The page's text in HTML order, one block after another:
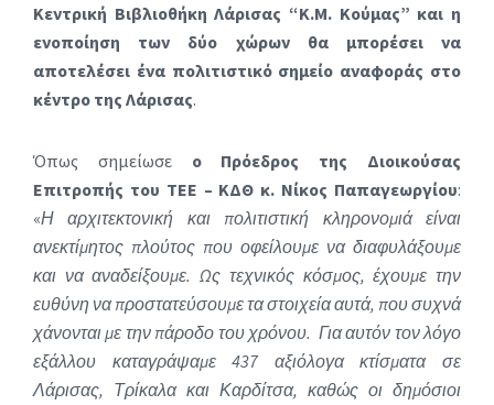
Κεντρική Βιβλιοθήκη Λάρισας “Κ.Μ. Κούμας” και η
ενοποίηση των δύο χώρων θα μπορέσει να
αποτελέσει ένα πολιτιστικό σημείο αναφοράς στο
κέντρο της Λάρισας.
Όπως σημείωσε ο Πρόεδρος της Διοικούσας
Επιτροπής του ΤΕΕ – ΚΔΘ κ. Νίκος Παπαγεωργίου:
«Η αρχιτεκτονική και πολιτιστική κληρονομιά είναι
ανεκτίμητος πλούτος που οφείλουμε να διαφυλάξουμε
και να αναδείξουμε. Ως τεχνικός κόσμος, έχουμε την
ευθύνη να προστατεύσουμε τα στοιχεία αυτά, που συχνά
χάνονται με την πάροδο του χρόνου. Για αυτόν τον λόγο
εξάλλου καταγράψαμε 437 αξιόλογα κτίσματα σε
Λάρισας, Τρίκαλα και Καρδίτσα, καθώς οι δημόσιοι